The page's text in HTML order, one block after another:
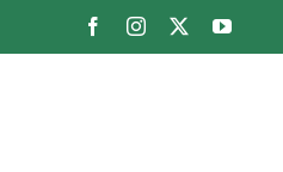
FacebookInstagram